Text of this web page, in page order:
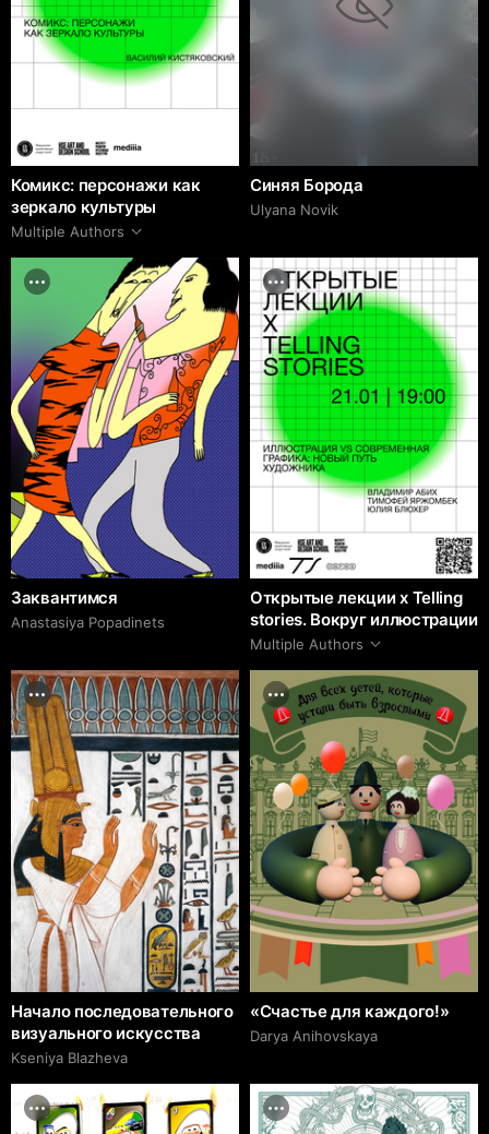
Комикс: персонажи как
зеркало культуры
Multiple Authors
Синяя Борода
Ulyana Novik
Заквантимся
Anastasiya Popadinets
Открытые лекции х Telling
stories. Вокруг иллюстрации
Multiple Authors
Начало последовательного
визуального искусства
Kseniya Blazheva
«Счастье для каждого!»
Darya Anihovskaya